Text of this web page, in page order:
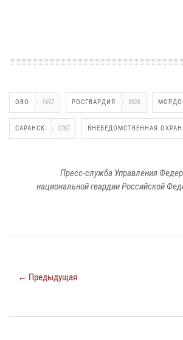
ОВО 1697 РОСГВАРДИЯ 3926
САРАНСК 2787 ВНЕВЕДОМСТВЕННАЯ
Пресс-служба Управления
национальной гвардии Российской
← Предыдущая